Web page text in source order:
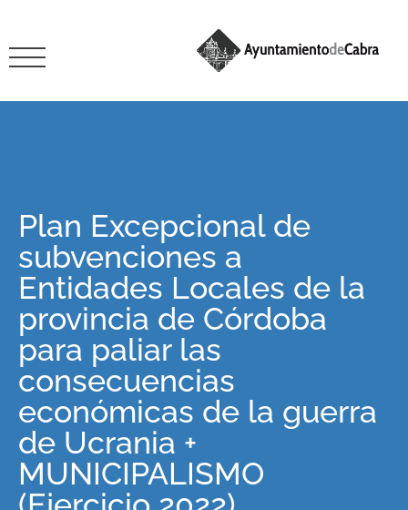
Plan Excepcional de
subvenciones a
Entidades Locales de la
provincia de Córdoba
para paliar las
consecuencias
económicas de la guerra
de Ucrania +
MUNICIPALISMO